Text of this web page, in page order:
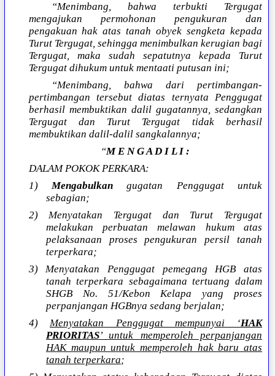
“Menimbang, bahwa terbukti Tergugat
mengajukan permohonan pengukuran dan
pengakuan hak atas tanah obyek sengketa kepada
Turut Tergugat, sehingga menimbulkan kerugian bagi
Tergugat, maka sudah sepatutnya kepada Turut
Tergugat dihukum untuk mentaati putusan ini;
“Menimbang, bahwa dari pertimbangan-
pertimbangan tersebut diatas ternyata Penggugat
berhasil membuktikan dalil gugatannya, sedangkan
Tergugat dan Turut Tergugat tidak berhasil
membuktikan dalil-dalil sangkalannya;
“M E N G A D I L I :
DALAM POKOK PERKARA:
1)Mengabulkangugatan Penggugat untuk
sebagian;
2) Menyatakan Tergugat dan Turut Tergugat
melakukan perbuatan melawan hukum atas
pelaksanaan proses pengukuran persil tanah
terperkara;
3) Menyatakan Penggugat pemegang HGB atas
tanah terperkara sebagaimana tertuang dalam
SHGB No. 51/Kebon Kelapa yang proses
perpanjangan HGBnya sedang berjalan;
4)Menyatakan Penggugat mempunyai ‘HAK
PRIORITAS’ untuk memperoleh perpanjangan
HAK maupun untuk memperoleh hak baru atas
tanah terperkara;